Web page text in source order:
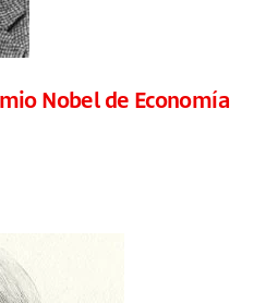
Nobel de Economía